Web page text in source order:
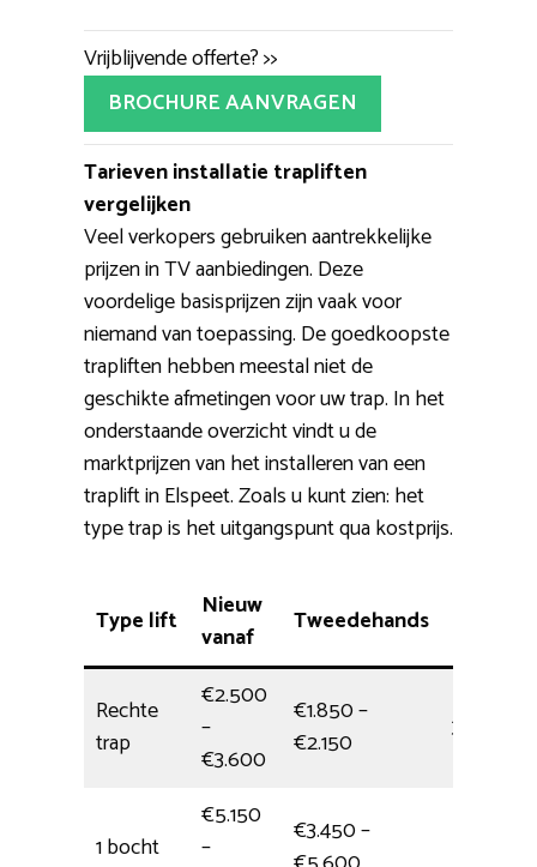
Vrijblijvende offerte? >>
BROCHURE AANVRAGEN
Tarieven installatie trapliften
vergelijken
Veel verkopers gebruiken aantrekkelijke
prijzen in TV aanbiedingen. Deze
voordelige basisprijzen zijn vaak voor
niemand van toepassing. De goedkoopste
trapliften hebben meestal niet de
geschikte afmetingen voor uw trap. In het
onderstaande overzicht vindt u de
marktprijzen van het installeren van een
traplift in Elspeet. Zoals u kunt zien: het
type trap is het uitgangspunt qua kostprijs.
Type lift
Nieuw
vanaf
Tweedehands
Rechte
trap
€2.500
–
€3.600
€1.850 –
€2.150
3,5 uur
1 bocht
€5.150
–
€3.450 –